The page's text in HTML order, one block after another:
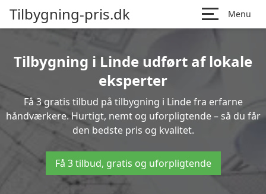
Tilbygning-pris.dk Menu
Tilbygning i Linde udført af lokale
eksperter
Få 3 gratis tilbud på tilbygning i Linde fra erfarne
håndværkere. Hurtigt, nemt og uforpligtende – så du får
den bedste pris og kvalitet.
Få 3 tilbud, gratis og uforpligtende